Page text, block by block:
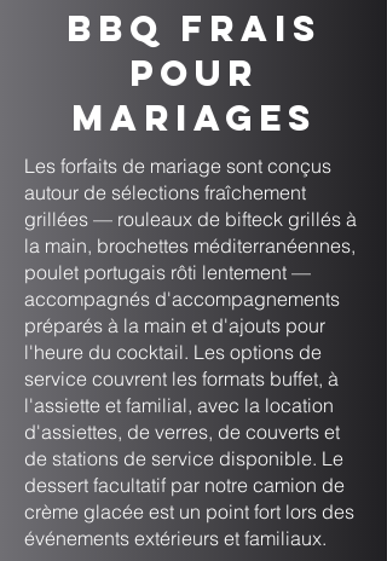
BBQ frais
pour
mariages
Les forfaits de mariage sont conçus
autour de sélections fraîchement
grillées — rouleaux de bifteck grillés à
la main, brochettes méditerranéennes,
poulet portugais rôti lentement —
accompagnés d'accompagnements
préparés à la main et d'ajouts pour
l'heure du cocktail. Les options de
service couvrent les formats buffet, à
l'assiette et familial, avec la location
d'assiettes, de verres, de couverts et
de stations de service disponible. Le
dessert facultatif par notre camion de
crème glacée est un point fort lors des
événements extérieurs et familiaux.